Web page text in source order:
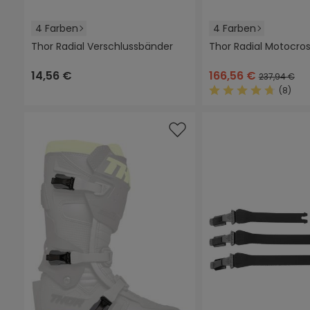
4 Farben
schwarz
Thor Radial Verschlussbänder
14,56 €
4 Farben
schwarz
Thor Radial
166,56 € 237,94 €
(8)